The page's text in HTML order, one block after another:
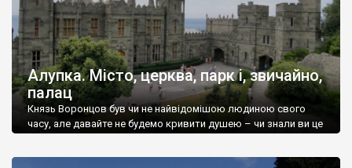
Алупка. Місто, церква, парк і, звичайно,
палац
Князь Воронцов був чи не найвідомішою людиною свого
часу, але давайте не будемо кривити душею – чи знали ви це